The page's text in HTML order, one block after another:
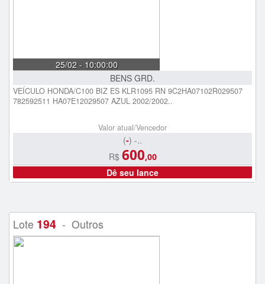
25/02 - 10:00:00
BENS GRD.
VEÍCULO HONDA/C100 BIZ ES KLR1095 RN 9C2HA07102R029507
782592511 HA07E12029507 AZUL 2002/2002..
Valor atual/Vencedor
(-) -..
R$ 600,00
Dê seu lance
Lote 194 - Outros